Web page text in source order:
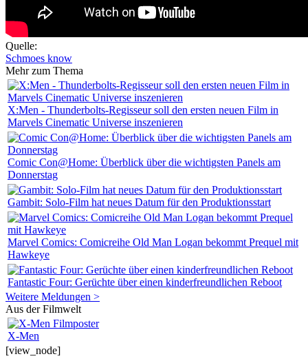
Quelle:
Schmoes know
Mehr zum Thema
X:Men - Thunderbolts-Regisseur soll den ersten neuen Film in
Marvels Cinematic Universe inszenieren
Comic Con@Home: Überblick über die wichtigsten Panels am
Donnerstag
Gambit: Solo-Film hat neues Datum für den Produktionsstart
Marvel Comics: Comicreihe Old Man Logan bekommt Prequel mit
Hawkeye
Fantastic Four: Gerüchte über einen kinderfreundlichen Reboot
Weitere Meldungen >
Aus der Filmwelt
X-Men
[view_node]